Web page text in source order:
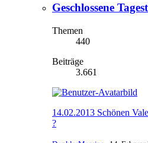
Geschlossene
Themen
440
Beiträge
3.661
14.02.2013 Schönen
?